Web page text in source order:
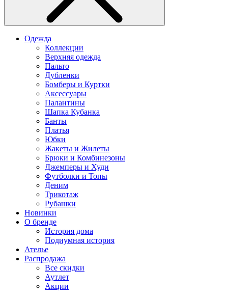
Одежда
Коллекции
Верхняя одежда
Пальто
Дубленки
Бомберы и Куртки
Аксессуары
Палантины
Шапка Кубанка
Банты
Платья
Юбки
Жакеты и Жилеты
Брюки и Комбинезоны
Джемперы и Худи
Футболки и Топы
Деним
Трикотаж
Рубашки
Новинки
О бренде
История дома
Подиумная история
Ателье
Распродажа
Все скидки
Аутлет
Акции